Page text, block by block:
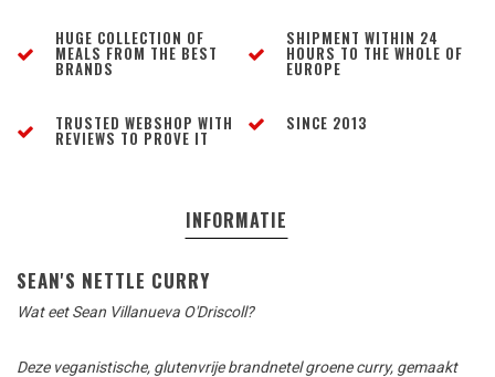
HUGE COLLECTION OF
MEALS FROM THE BEST
BRANDS
SHIPMENT WITHIN 24
HOURS TO THE WHOLE OF
EUROPE
TRUSTED WEBSHOP WITH
REVIEWS TO PROVE IT
SINCE 2013
INFORMATIE
SEAN'S NETTLE CURRY
Wat eet Sean Villanueva O'Driscoll?
Deze veganistische, glutenvrije brandnetel groene curry, gemaakt